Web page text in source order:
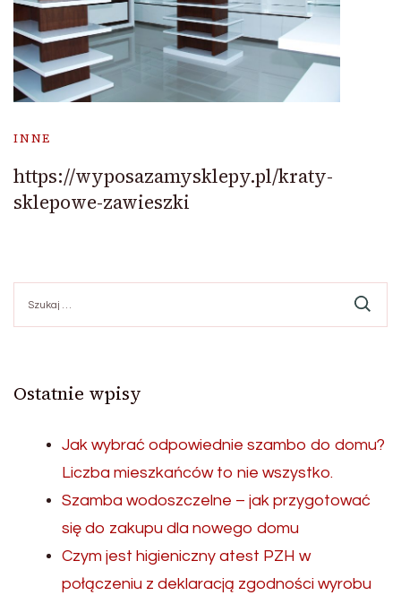
INNE
https://wyposazamysklepy.pl/kraty-
sklepowe-zawieszki
Ostatnie wpisy
Jak wybrać odpowiednie szambo do domu?
Liczba mieszkańców to nie wszystko.
Szamba wodoszczelne – jak przygotować
się do zakupu dla nowego domu
Czym jest higieniczny atest PZH w
połączeniu z deklaracją zgodności wyrobu